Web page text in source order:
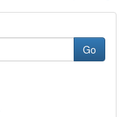
Go